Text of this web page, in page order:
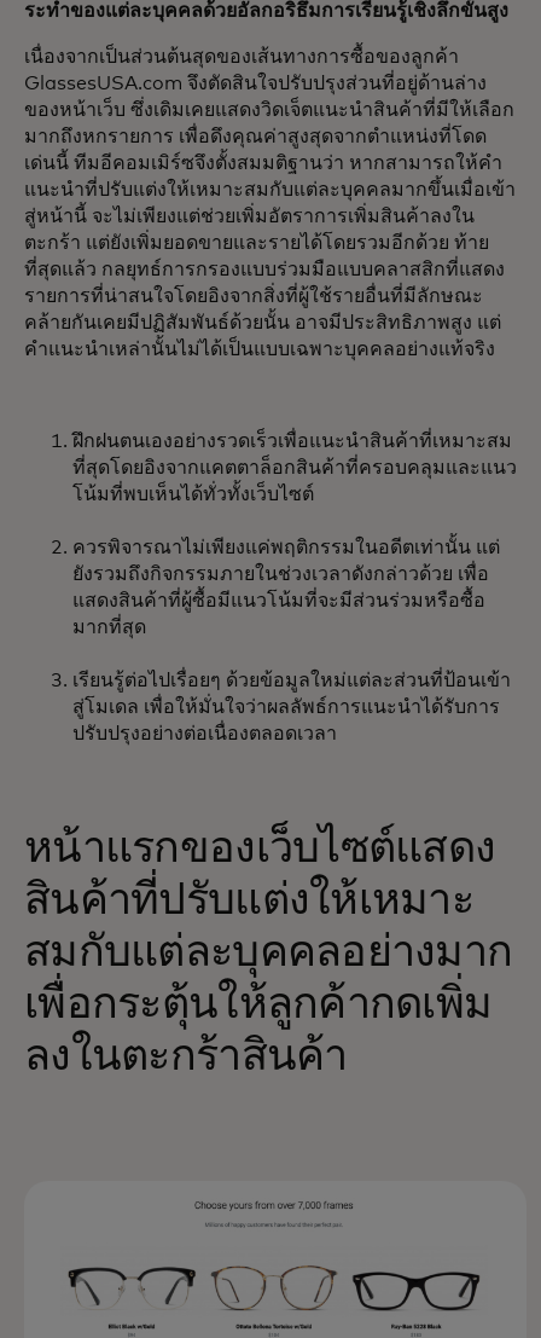
ระทำของแต่ละบุคคลด้วยอัลกอริธึมการเรียนรู้เชิงลึกขั้นสูง
เนื่องจากเป็นส่วนต้นสุดของเส้นทางการซื้อของลูกค้า
GlassesUSA.com จึงตัดสินใจปรับปรุงส่วนที่อยู่ด้านล่าง
ของหน้าเว็บ ซึ่งเดิมเคยแสดงวิดเจ็ตแนะนำสินค้าที่มีให้เลือก
มากถึงหกรายการ เพื่อดึงคุณค่าสูงสุดจากตำแหน่งที่โดด
เด่นนี้ ทีมอีคอมเมิร์ซจึงตั้งสมมติฐานว่า หากสามารถให้คำ
แนะนำที่ปรับแต่งให้เหมาะสมกับแต่ละบุคคลมากขึ้นเมื่อเข้า
สู่หน้านี้ จะไม่เพียงแต่ช่วยเพิ่มอัตราการเพิ่มสินค้าลงใน
ตะกร้า แต่ยังเพิ่มยอดขายและรายได้โดยรวมอีกด้วย ท้าย
ที่สุดแล้ว กลยุทธ์การกรองแบบร่วมมือแบบคลาสสิกที่แสดง
รายการที่น่าสนใจโดยอิงจากสิ่งที่ผู้ใช้รายอื่นที่มีลักษณะ
คล้ายกันเคยมีปฏิสัมพันธ์ด้วยนั้น อาจมีประสิทธิภาพสูง แต่
คำแนะนำเหล่านั้นไม่ได้เป็นแบบเฉพาะบุคคลอย่างแท้จริง
ฝึกฝนตนเองอย่างรวดเร็วเพื่อแนะนำสินค้าที่เหมาะสม
ที่สุดโดยอิงจากแคตตาล็อกสินค้าที่ครอบคลุมและแนว
โน้มที่พบเห็นได้ทั่วทั้งเว็บไซต์
ควรพิจารณาไม่เพียงแค่พฤติกรรมในอดีตเท่านั้น แต่
ยังรวมถึงกิจกรรมภายในช่วงเวลาดังกล่าวด้วย เพื่อ
แสดงสินค้าที่ผู้ซื้อมีแนวโน้มที่จะมีส่วนร่วมหรือซื้อ
มากที่สุด
เรียนรู้ต่อไปเรื่อยๆ ด้วยข้อมูลใหม่แต่ละส่วนที่ป้อนเข้า
สู่โมเดล เพื่อให้มั่นใจว่าผลลัพธ์การแนะนำได้รับการ
ปรับปรุงอย่างต่อเนื่องตลอดเวลา
หน้าแรกของเว็บไซต์แสดง
สินค้าที่ปรับแต่งให้เหมาะ
สมกับแต่ละบุคคลอย่างมาก
เพื่อกระตุ้นให้ลูกค้ากดเพิ่ม
ลงในตะกร้าสินค้า